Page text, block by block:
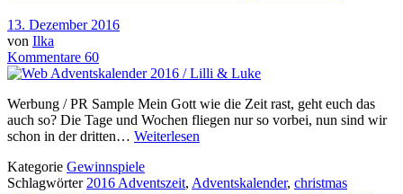
13. Dezember 2016
von Ilka
Kommentare 60
Werbung / PR Sample Mein Gott wie die Zeit rast, geht euch das
auch so? Die Tage und Wochen fliegen nur so vorbei, nun sind wir
schon in der dritten… Weiterlesen
Kategorie Gewinnspiele
Schlagwörter 2016 Adventszeit, Adventskalender, christmas